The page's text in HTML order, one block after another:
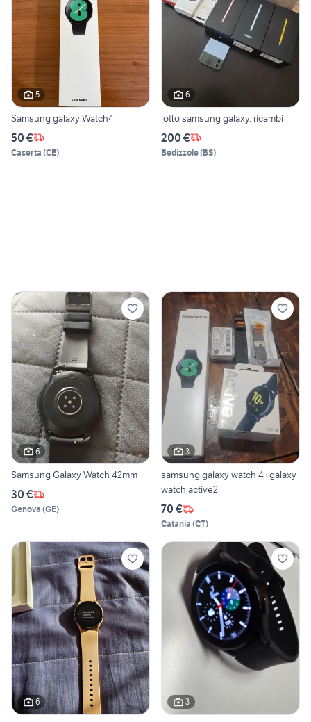
5
Samsung galaxy Watch4
50 €
Caserta (CE)
6
lotto samsung galaxy. ricambi
200 €
Bedizzole(BS)
6
Samsung Galaxy Watch 42mm
30 €
Genova (GE)
3
samsung galaxy watch 4+galaxy
watch active2
70 €
Catania (CT)
6 3